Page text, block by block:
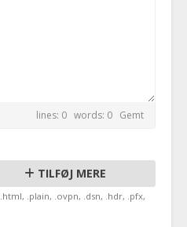
lines: 0 words: 0 Gemt
TILFØJ MERE
.plain, .ovpn, .dsn, .hdr, .pfx,